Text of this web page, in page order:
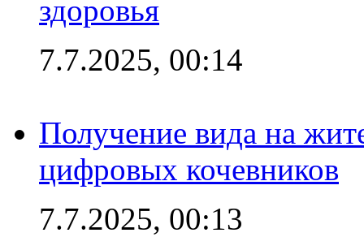
здоровья
7.7.2025, 00:14
Получение вида на
цифровых кочевников
7.7.2025, 00:13